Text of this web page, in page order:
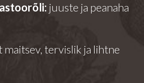
juuste ja peanaha
maitsev, tervislik ja lihtne